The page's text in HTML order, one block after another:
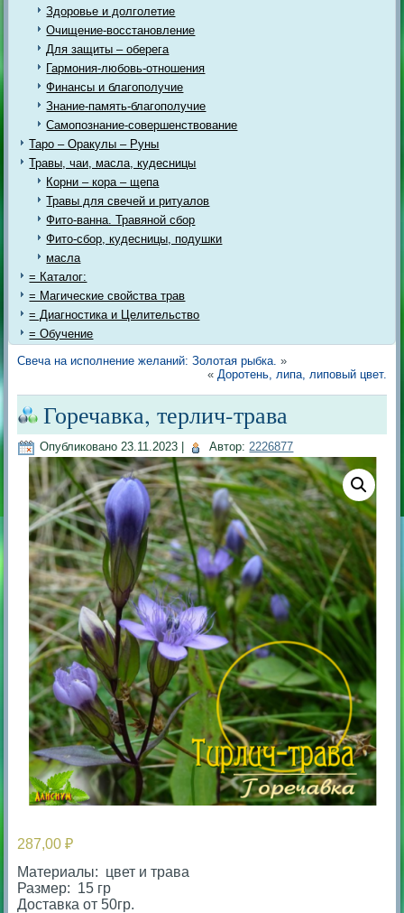
Здоровье и долголетие
Очищение-восстановление
Для защиты – оберега
Гармония-любовь-отношения
Финансы и благополучие
Знание-память-благополучие
Самопознание-совершенствование
Таро – Оракулы – Руны
Травы, чаи, масла, кудесницы
Корни – кора – щепа
Травы для свечей и ритуалов
Фито-ванна. Травяной сбор
Фито-сбор, кудесницы, подушки
масла
= Каталог:
= Магические свойства трав
= Диагностика и Целительство
= Обучение
Свеча на исполнение желаний: Золотая рыбка. »
« Доротень, липа, липовый цвет.
Горечавка, терлич-трава
Опубликовано 23.11.2023 Автор: 2226877
287,00₽
Материалы: цвет и трава
Размер: 15 гр
Доставка от 50гр.